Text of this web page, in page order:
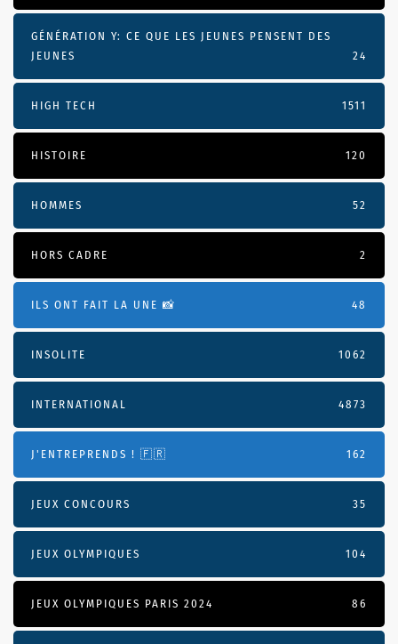
GÉNÉRATION Y: CE QUE LES JEUNES PENSENT DES
JEUNES
24
HIGH TECH 1511
HISTOIRE 120
HOMMES 52
HORS CADRE 2
ILS ONT FAIT LA UNE 📸 48
INSOLITE 1062
INTERNATIONAL 4873
J'ENTREPRENDS ! 🇫🇷 162
JEUX CONCOURS 35
JEUX OLYMPIQUES 104
JEUX OLYMPIQUES PARIS 2024 86